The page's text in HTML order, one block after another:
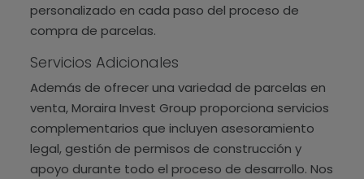
personalizado en cada paso del proceso de
compra de parcelas.
Servicios Adicionales
Además de ofrecer una variedad de parcelas en
venta, Moraira Invest Group proporciona servicios
complementarios que incluyen asesoramiento
legal, gestión de permisos de construcción y
apoyo durante todo el proceso de desarrollo. Nos